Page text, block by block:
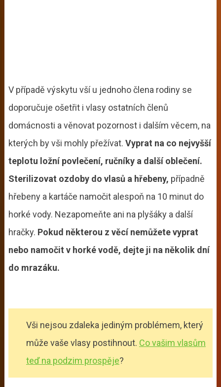
V případě výskytu vší u jednoho člena rodiny se
doporučuje ošetřit i vlasy ostatních členů
domácnosti a věnovat pozornost i dalším věcem, na
kterých by vši mohly přežívat. Vyprat na co nejvyšší
teplotu ložní povlečení, ručníky a další oblečení.
Sterilizovat ozdoby do vlasů a hřebeny, případně
hřebeny a kartáče namočit alespoň na 10 minut do
horké vody. Nezapomeňte ani na plyšáky a další
hračky. Pokud některou z věcí nemůžete vyprat
nebo namočit v horké vodě, dejte ji na několik dní
do mrazáku.
Vši nejsou zdaleka jediným problémem, který
může vaše vlasy postihnout. Co vašim vlasům
teď na podzim prospěje?